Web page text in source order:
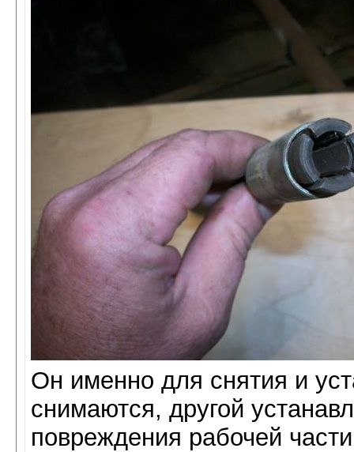
Он именно для снятия и
снимаются, другой
повреждения рабочей